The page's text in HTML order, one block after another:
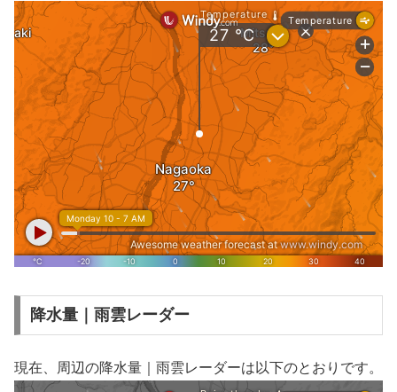
降水量｜雨雲レーダー
現在、周辺の降水量｜雨雲レーダーは以下のとおりです。